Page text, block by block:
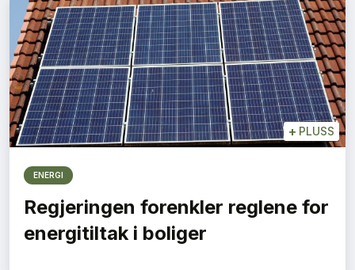
+ PLUSS
ENERGI
Regjeringen forenkler reglene for
energitiltak i boliger